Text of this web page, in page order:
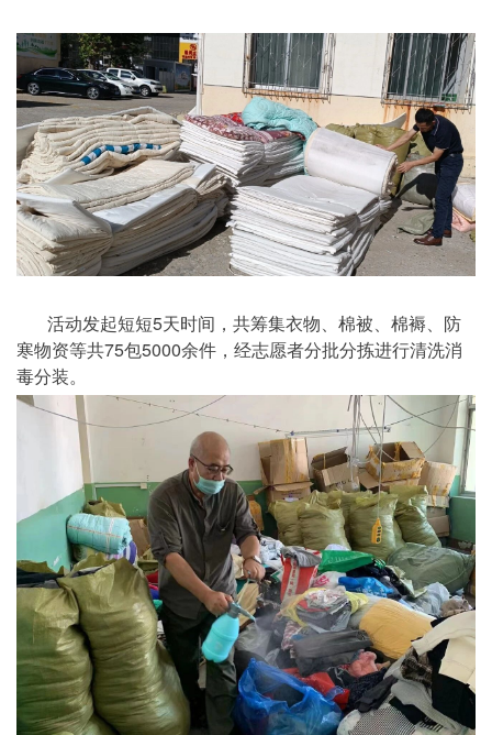
活动发起短短5天时间，共筹集衣物、棉被、棉褥、防
寒物资等共75包5000余件，经志愿者分批分拣进行清洗消
毒分装。